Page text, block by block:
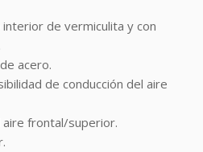
de vermiculita y con
acero.
de conducción del aire
aire frontal/superior.